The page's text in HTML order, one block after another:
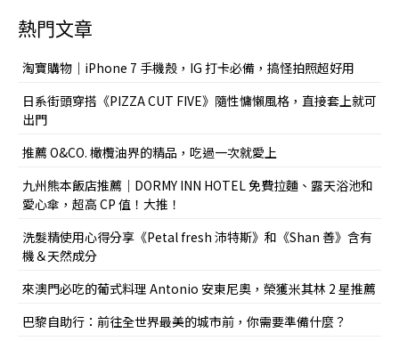
熱門文章
淘寶購物｜iPhone 7 手機殼，IG 打卡必備，搞怪拍照超好用
日系街頭穿搭《PIZZA CUT FIVE》隨性慵懶風格，直接套上就可
出門
推薦 O&CO. 橄欖油界的精品，吃過一次就愛上
九州熊本飯店推薦｜DORMY INN HOTEL 免費拉麵、露天浴池和
愛心傘，超高 CP 值！大推！
洗髮精使用心得分享《Petal fresh 沛特斯》和《Shan 善》含有
機＆天然成分
來澳門必吃的葡式料理 Antonio 安東尼奧，榮獲米其林 2 星推薦
巴黎自助行：前往全世界最美的城市前，你需要準備什麼？